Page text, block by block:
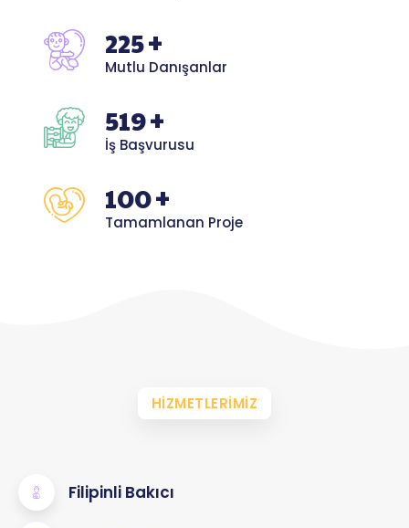
225
Mutlu Danışanlar
519
İş Başvurusu
100
Tamamlanan Proje
HIZMETLERIMIZ
Filipinli Bakıcı